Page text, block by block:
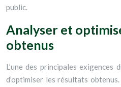
public.
Analyser et
obtenus
L’une des principales exigences
d’optimiser les résultats